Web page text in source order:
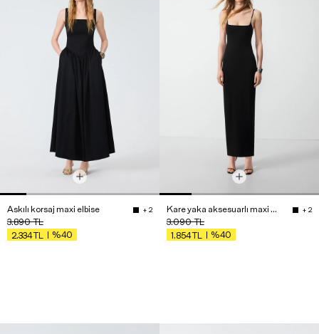
Askılı korsaj maxi elbise + 2
3.890TL
2.334TL %40
Kare yaka aksesuarlı maxi elbise + 2
3.090TL
1.854TL %40